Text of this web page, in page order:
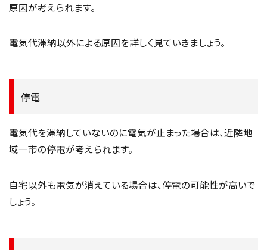
原因が考えられます。
電気代滞納以外による原因を詳しく見ていきましょう。
停電
電気代を滞納していないのに電気が止まった場合は、近隣地
域一帯の停電が考えられます。
自宅以外も電気が消えている場合は、停電の可能性が高いで
しょう。